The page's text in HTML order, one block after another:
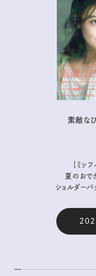
素敵な
［ミッ
夏のおで
ショルダー